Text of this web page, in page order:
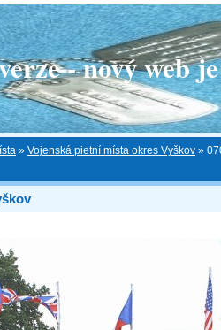
- nový web
» Vojenská pietní místa okres Vyškov »